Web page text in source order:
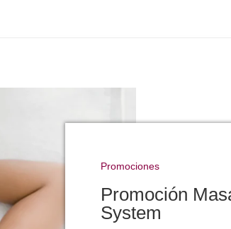
Promociones
Promoción
System